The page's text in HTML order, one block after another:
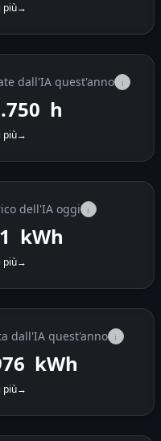
più→
dall'IA quest'anno i
h
più→
dell'IA oggi i
kWh
più→
dall'IA quest'anno i
kWh
più→